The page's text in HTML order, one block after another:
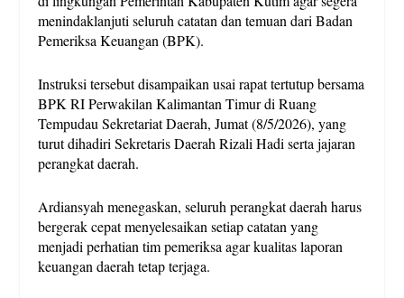
menindaklanjuti seluruh catatan dan temuan dari Badan
Pemeriksa Keuangan (BPK).
Instruksi tersebut disampaikan usai rapat tertutup bersama
BPK RI Perwakilan Kalimantan Timur di Ruang
Tempudau Sekretariat Daerah, Jumat (8/5/2026), yang
turut dihadiri Sekretaris Daerah Rizali Hadi serta jajaran
perangkat daerah.
Ardiansyah menegaskan, seluruh perangkat daerah harus
bergerak cepat menyelesaikan setiap catatan yang
menjadi perhatian tim pemeriksa agar kualitas laporan
keuangan daerah tetap terjaga.